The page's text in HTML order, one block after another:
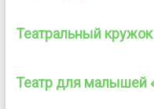
Театральный
Театр для малышей